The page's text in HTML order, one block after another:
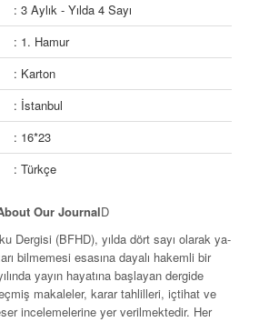
: 3 Aylık - Yılda 4 Sayı
: 1. Hamur
: Karton
: İstanbul
: 16*23
: Türkçe
Our JournalD
Dergisi (BFHD), yılda dört sayı olarak ya­
bilmemesi esasına dayalı hakemli bir
yayın hayatına başlayan dergide
makaleler, karar tahlilleri, içtihat ve
incelemelerine yer verilmektedir. Her